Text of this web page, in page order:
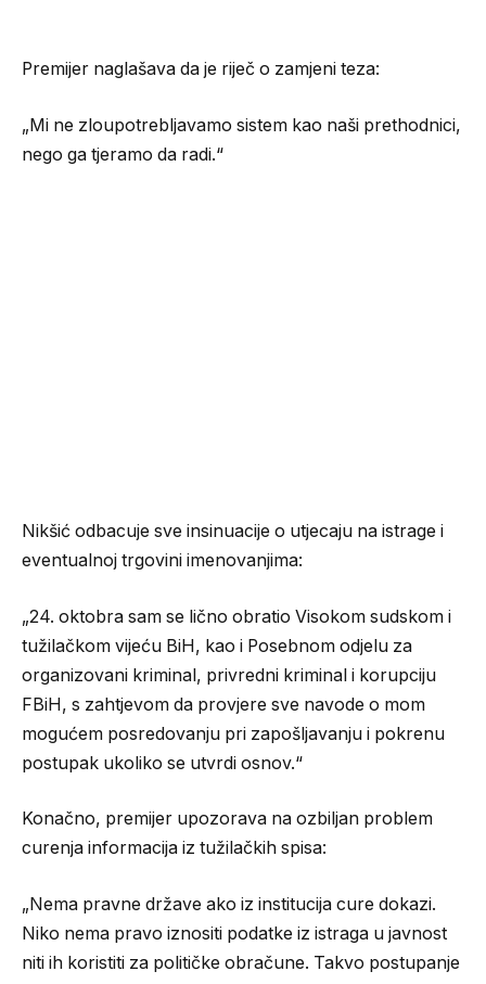
Premijer naglašava da je riječ o zamjeni teza:
„Mi ne zloupotrebljavamo sistem kao naši prethodnici,
nego ga tjeramo da radi.“
Nikšić odbacuje sve insinuacije o utjecaju na istrage i
eventualnoj trgovini imenovanjima:
„24. oktobra sam se lično obratio Visokom sudskom i
tužilačkom vijeću BiH, kao i Posebnom odjelu za
organizovani kriminal, privredni kriminal i korupciju
FBiH, s zahtjevom da provjere sve navode o mom
mogućem posredovanju pri zapošljavanju i pokrenu
postupak ukoliko se utvrdi osnov.“
Konačno, premijer upozorava na ozbiljan problem
curenja informacija iz tužilačkih spisa:
„Nema pravne države ako iz institucija cure dokazi.
Niko nema pravo iznositi podatke iz istraga u javnost
niti ih koristiti za političke obračune. Takvo postupanje